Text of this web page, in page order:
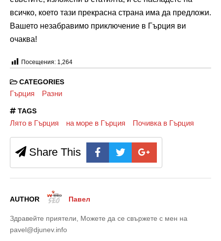
всичко, което тази прекрасна страна има да предложи.
Вашето незабравимо приключение в Гърция ви
очаква!
Посещения: 1,264
CATEGORIES
Гърция Разни
TAGS
Лято в Гърция на море в Гърция Почивка в Гърция
Share This
AUTHOR Павел
Здравейте приятели, Можете да се свържете с мен на
pavel@djunev.info